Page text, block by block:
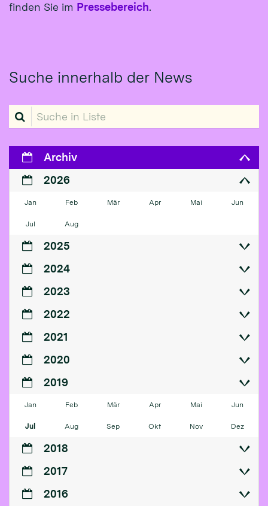
finden Sie im Pressebereich.
Suche innerhalb der News
Suche in Liste
Archiv
2026
Jan Feb Mär Apr Mai Jun
Jul Aug
2025
2024
2023
2022
2021
2020
2019
Jan Feb Mär Apr Mai Jun
Jul Aug Sep Okt Nov Dez
2018
2017
2016